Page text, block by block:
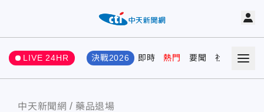
LIVE 24HR 決戰2026 即時 熱門 要聞 社會 娛樂
中天新聞網 藥品退場